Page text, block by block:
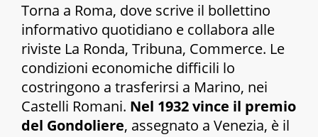
Torna a Roma, dove scrive il bollettino
informativo quotidiano e collabora alle
riviste La Ronda, Tribuna, Commerce. Le
condizioni economiche difficili lo
costringono a trasferirsi a Marino, nei
Castelli Romani. Nel 1932 vince il premio
del Gondoliere, assegnato a Venezia, è il